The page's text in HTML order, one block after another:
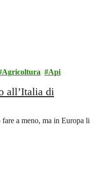
Agricoltura Api
all’Italia di
a meno, ma in Europa li